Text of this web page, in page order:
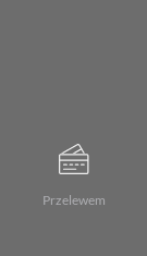
Przelewem